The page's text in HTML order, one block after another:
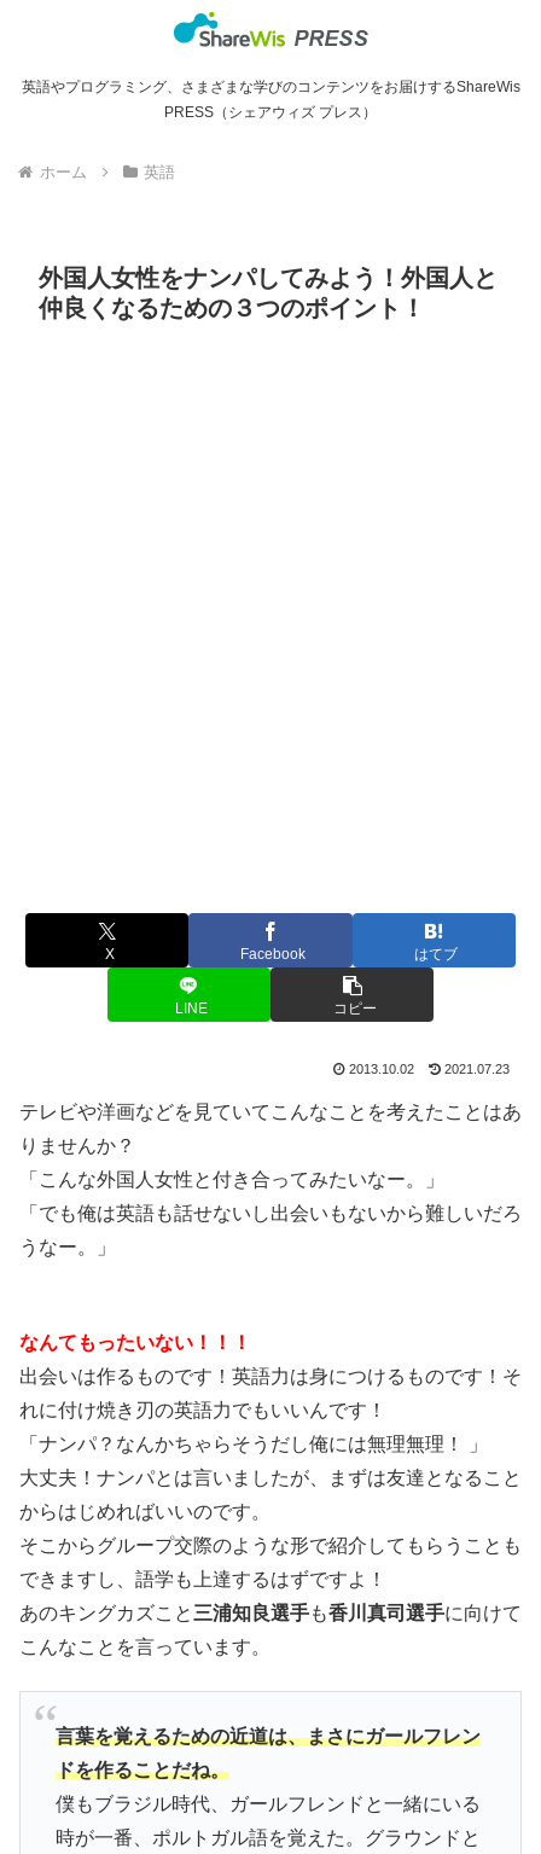
英語やプログラミング、さまざまな学びのコンテンツをお届けするShareWis
PRESS（シェアウィズ プレス）
ホーム 英語
外国人女性をナンパしてみよう！外国人と
仲良くなるための３つのポイント！
X Facebook はてブ
LINE コピー
2013.10.02 2021.07.23
テレビや洋画などを見ていてこんなことを考えたことはあ
りませんか？
「こんな外国人女性と付き合ってみたいなー。」
「でも俺は英語も話せないし出会いもないから難しいだろ
うなー。」
なんてもったいない！！！
出会いは作るものです！英語力は身につけるものです！そ
れに付け焼き刃の英語力でもいいんです！
「ナンパ？なんかちゃらそうだし俺には無理無理！ 」
大丈夫！ナンパとは言いましたが、まずは友達となること
からはじめればいいのです。
そこからグループ交際のような形で紹介してもらうことも
できますし、語学も上達するはずですよ！
あのキングカズこと 三浦知良選手も香川真司選手に向けて
こんなことを言っています。
言葉を覚えるための近道は、まさにガールフレン
ドを作ることだね。
僕もブラジル時代、ガールフレンドと一緒にいる
時が一番、ポルトガル語を覚えた。グラウンドと